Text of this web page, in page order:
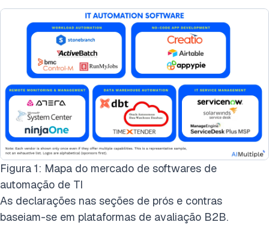
Figura 1: Mapa do mercado de softwares de
automação de TI
As declarações nas seções de prós e contras
baseiam-se em plataformas de avaliação B2B.